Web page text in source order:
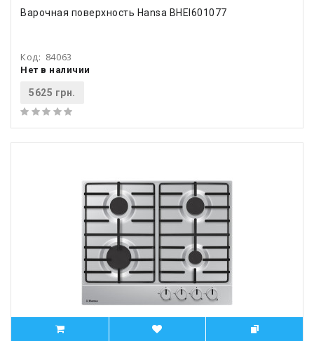
Варочная поверхность Hansa BHEI601077
Код: 84063
Нет в наличии
5625 грн.